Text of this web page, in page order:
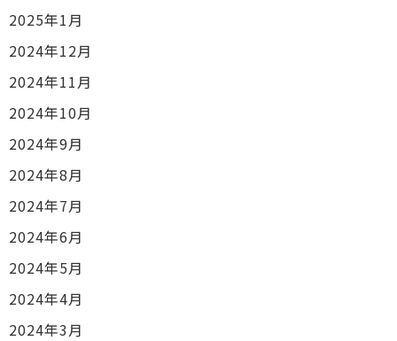
2025年1月
2024年12月
2024年11月
2024年10月
2024年9月
2024年8月
2024年7月
2024年6月
2024年5月
2024年4月
2024年3月